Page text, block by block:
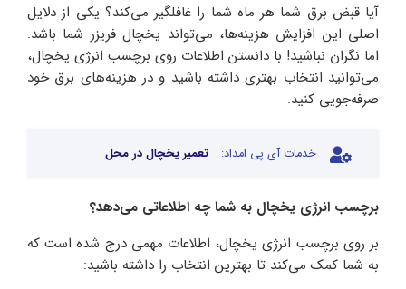
آیا قبض برق شما هر ماه شما را غافلگیر می‌کند؟ یکی از دلایل
اصلی این افزایش هزینه‌ها، می‌تواند یخچال فریزر شما باشد.
اما نگران نباشید! با دانستن اطلاعات روی برچسب انرژی یخچال،
می‌توانید انتخاب بهتری داشته باشید و در هزینه‌های برق خود
صرفه‌جویی کنید.
خدمات آی پی امداد: تعمیر یخچال در محل
برچسب انرژی یخچال به شما چه اطلاعاتی می‌دهد؟
بر روی برچسب انرژی یخچال، اطلاعات مهمی درج شده است که
به شما کمک می‌کند تا بهترین انتخاب را داشته باشید: